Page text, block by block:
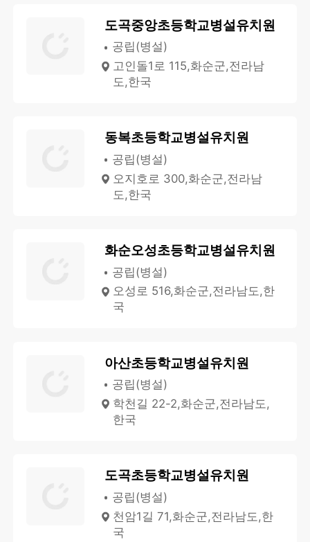
도곡중앙초등학교병설유치원
공립(병설)
고인돌1로 115,화순군,전라남
도,한국
동복초등학교병설유치원
공립(병설)
오지호로 300,화순군,전라남
도,한국
화순오성초등학교병설유치원
공립(병설)
오성로 516,화순군,전라남도,한
국
아산초등학교병설유치원
공립(병설)
학천길 22-2,화순군,전라남도,
한국
도곡초등학교병설유치원
공립(병설)
천암1길 71,화순군,전라남도,한
국